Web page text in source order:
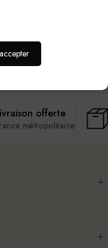
offerte
métropolitaine